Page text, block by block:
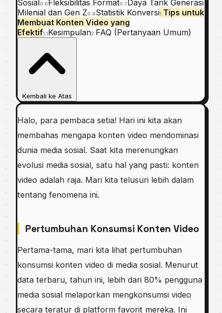
Sosial 0.6 Fleksibilitas Format0.7 Daya Tarik Generasi
Milenial dan Gen Z0.8Statistik Konversi1.Tips untuk
Membuat Konten Video yang
Efektif1.1Kesimpulan2.FAQ (Pertanyaan Umum)
Kembali ke Atas
Halo, para pembaca setia! Hari ini kita akan
membahas mengapa konten video mendominasi
dunia media sosial. Saat kita merenungkan
evolusi media sosial, satu hal yang pasti: konten
video adalah raja. Mari kita telusuri lebih dalam
tentang fenomena ini.
Pertumbuhan Konsumsi Konten Video
Pertama-tama, mari kita lihat pertumbuhan
konsumsi konten video di media sosial. Menurut
data terbaru, tahun ini, lebih dari 80% pengguna
media sosial melaporkan mengkonsumsi video
secara teratur di platform favorit mereka. Ini